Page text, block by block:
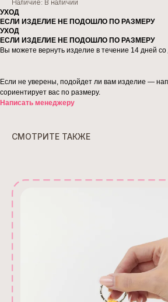
Наличие: В наличии
УХОД
ЕСЛИ ИЗДЕЛИЕ НЕ ПОДОШЛО ПО РАЗМЕРУ
УХОД
ЕСЛИ ИЗДЕЛИЕ НЕ ПОДОШЛО ПО РАЗМЕРУ
Вы можете вернуть изделие в течение 14 дней
Если не уверены, подойдет ли вам изделие —
сориентирует вас по размеру.
Написать менеджеру
СМОТРИТЕ ТАКЖЕ